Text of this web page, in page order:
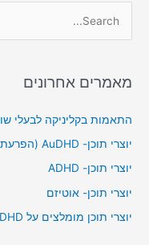
r
o
r
:
מאמרים אחרונים
התאמות בקליניקה לבעלי
יוצרי תוכן- AuDHD (הפרעת קשב ואוטיזם יחד)
יוצרי תוכן- ADHD
יוצרי תוכן- אוטיזם
יוצרי תוכן מומלצים על ADHD ואוטיזם